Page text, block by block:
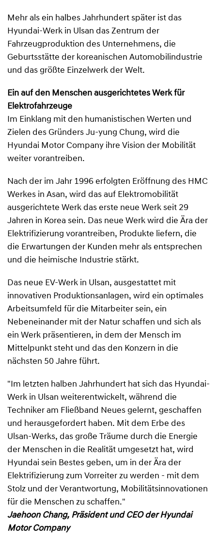
Mehr als ein halbes Jahrhundert später ist das
Hyundai-Werk in Ulsan das Zentrum der
Fahrzeugproduktion des Unternehmens, die
Geburtsstätte der koreanischen Automobilindustrie
und das größte Einzelwerk der Welt.
Ein auf den Menschen ausgerichtetes Werk für
Elektrofahrzeuge
Im Einklang mit den humanistischen Werten und
Zielen des Gründers Ju-yung Chung, wird die
Hyundai Motor Company ihre Vision der Mobilität
weiter vorantreiben.
Nach der im Jahr 1996 erfolgten Eröffnung des HMC
Werkes in Asan, wird das auf Elektromobilität
ausgerichtete Werk das erste neue Werk seit 29
Jahren in Korea sein. Das neue Werk wird die Ära der
Elektrifizierung vorantreiben, Produkte liefern, die
die Erwartungen der Kunden mehr als entsprechen
und die heimische Industrie stärkt.
Das neue EV-Werk in Ulsan, ausgestattet mit
innovativen Produktionsanlagen, wird ein optimales
Arbeitsumfeld für die Mitarbeiter sein, ein
Nebeneinander mit der Natur schaffen und sich als
ein Werk präsentieren, in dem der Mensch im
Mittelpunkt steht und das den Konzern in die
nächsten 50 Jahre führt.
"Im letzten halben Jahrhundert hat sich das Hyundai-
Werk in Ulsan weiterentwickelt, während die
Techniker am Fließband Neues gelernt, geschaffen
und herausgefordert haben. Mit dem Erbe des
Ulsan-Werks, das große Träume durch die Energie
der Menschen in die Realität umgesetzt hat, wird
Hyundai sein Bestes geben, um in der Ära der
Elektrifizierung zum Vorreiter zu werden - mit dem
Stolz und der Verantwortung, Mobilitätsinnovationen
für die Menschen zu schaffen."
Jaehoon Chang, Präsident und CEO der Hyundai
Motor Company